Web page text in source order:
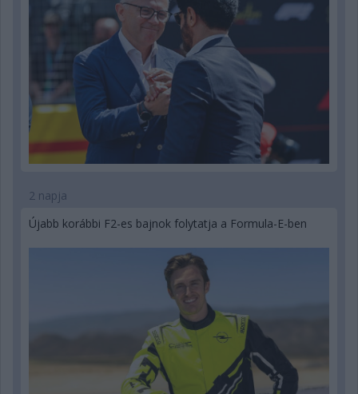
2 napja
Újabb korábbi F2-es bajnok folytatja a Formula-E-ben